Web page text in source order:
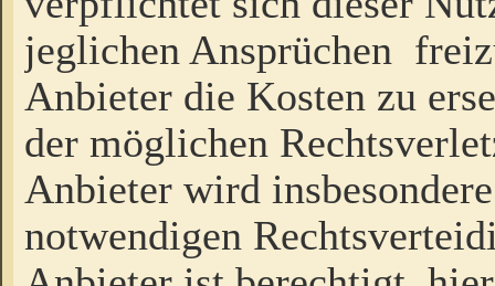
jeglichen Ansprüchen
Anbieter die Kosten zu
der möglichen
Anbieter wird
notwendigen